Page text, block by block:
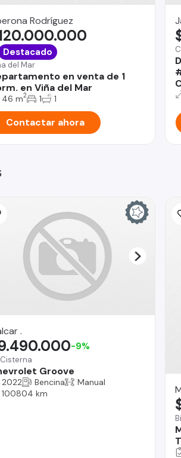
Rodríguez
del Mar
en venta de 1
en Viña del Mar
Destacado
46 m2 1 1
Contactar ahora
.
Groove
-9%
2022 Bencina
Manual
100804 km